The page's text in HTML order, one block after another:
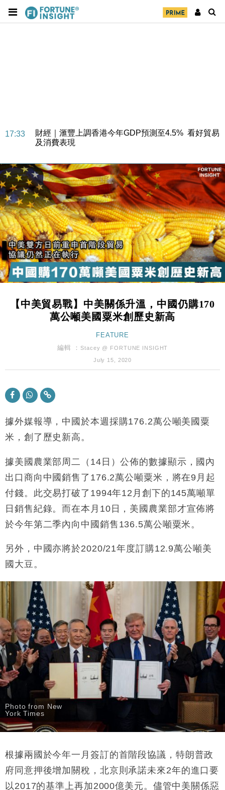
17:33
財經｜滙豐上調香港今年GDP預測至4.5% 看好貿易
及消費表現
損失近6900萬元
16:05
財經｜日經失守6.5萬點後回穩 全周仍升近2%
15:47
財經｜恒隆10月換帥 玩具「反」斗城亞洲CEO蔡德
粦接任
15:11
財經｜韓股反覆波動收跌 連挫7周創逾3年最長跌勢
13:44
財經｜內地7月美元計價出口增近24%勝預期 貿易順
差達1125億美元
12:44
財經｜日本春季三度入市撐日圓 4月單日斥6.28萬億
11:12
國際｜特朗普料美伊戰事快結束 承認部分彈藥庫存緊
財經｜SA售股自救後再出手 斥4億美元押注未上市公
財經｜華僑銀行上半年淨利創新高 中期息增15%至
47仙
17:33
及消費表現
損失近6900萬元
16:05
財經｜日經失守6.5萬點後回穩 全周仍升近2%
15:47
財經｜恒隆10月換帥 玩具「反」斗城亞洲CEO蔡德
15:11
13:44
財經｜內地7月美元計價出口增近24%勝預期 貿易順
差達1125億美元
日圓干預創新高
11:12
張
15:59
財經｜SA售股自救後再出手 斥4億美元押注未上市公
司
【中美貿易戰】中美關係升溫，中國仍購170
萬公噸美國粟米創歷史新高
FEATURE
編輯 ：Stacey @ FORTUNE INSIGHT
July 15, 2020
據外媒報導，中國於本週採購176.2萬公噸美國粟
米，創了歷史新高。
據美國農業部周二（14日）公佈的數據顯示，國內
出口商向中國銷售了176.2萬公噸粟米，將在9月起
付錢。此交易打破了1994年12月創下的145萬噸單
日銷售紀錄。而在本月10日，美國農業部才宣佈將
於今年第二季內向中國銷售136.5萬公噸粟米。
另外，中國亦將於2020/21年度訂購12.9萬公噸美
國大豆。
Photo from New
York Times
根據兩國於今年一月簽訂的首階段協議，特朗普政
府同意押後增加關稅，北京則承諾未來2年的進口要
以2017的基準上再加2000億美元。儘管中美關係惡